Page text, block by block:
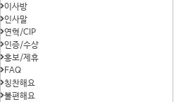
이사방
인사말
연혁/CIP
인증/수상
홍보/제휴
FAQ
칭찬해요
불편해요